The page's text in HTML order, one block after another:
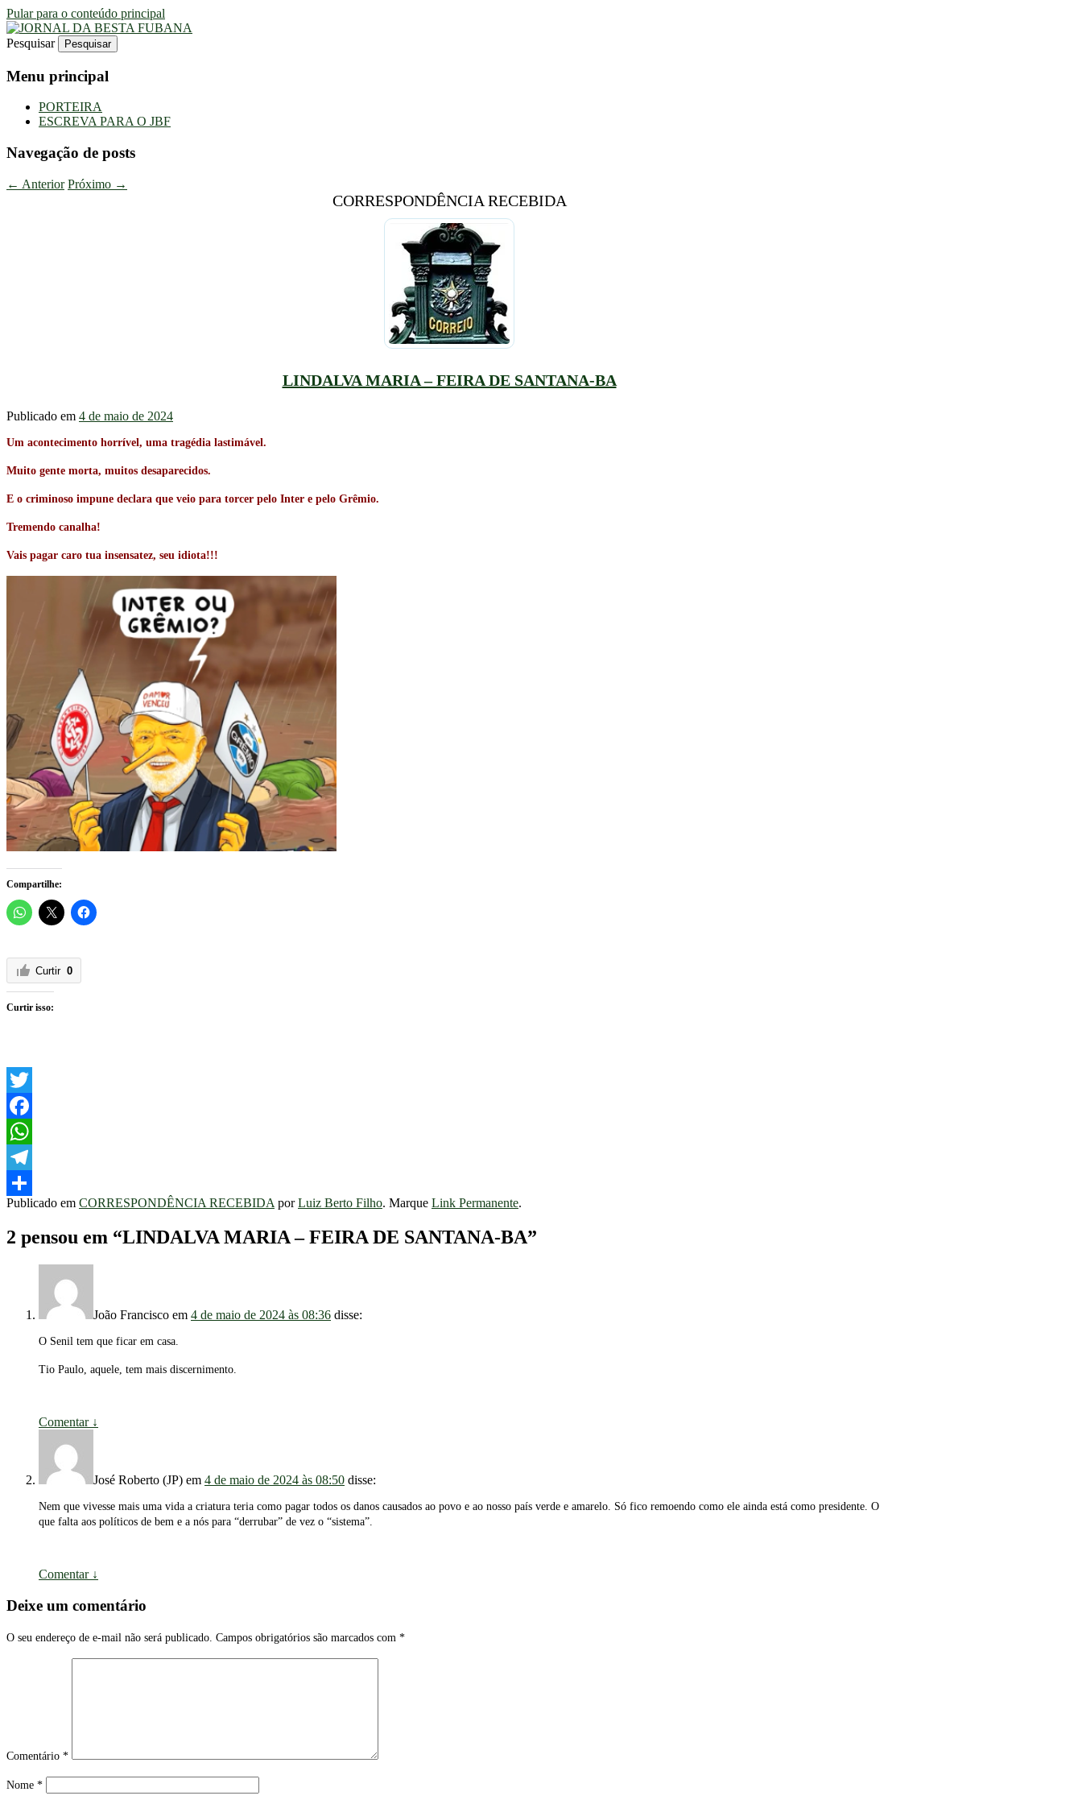
Pular para o conteúdo principal
JORNAL DA BESTA FUBANA
Uma Gazeta Escrota
Pesquisar
Menu principal
PORTEIRA
ESCREVA PARA O JBF
Navegação de posts
← Anterior Próximo →
CORRESPONDÊNCIA RECEBIDA
LINDALVA MARIA – FEIRA DE SANTANA-BA
Publicado em 4 de maio de 2024
Um acontecimento horrível, uma tragédia lastimável.
Muito gente morta, muitos desaparecidos.
E o criminoso impune declara que veio para torcer pelo Inter e pelo Grêmio.
Tremendo canalha!
Vais pagar caro tua insensatez, seu idiota!!!
Compartilhe:
Curtir 0
Curtir isso:
Twitter
Facebook
WhatsApp
Telegram
Share
Publicado em CORRESPONDÊNCIA RECEBIDA porLuiz Berto Filho. Marque Link Permanente.
2 pensou em “LINDALVA MARIA – FEIRA DE SANTANA-BA”
João Francisco em 4 de maio de 2024 às 08:36 disse:
O Senil tem que ficar em casa.
Tio Paulo, aquele, tem mais discernimento.
Comentar ↓
José Roberto (JP) em 4 de maio de 2024 às 08:50 disse:
Nem que vivesse mais uma vida a criatura teria como pagar todos os danos causados ao povo e ao nosso país verde e amarelo. Só fico remoendo como ele ainda está como presidente. O
que falta aos políticos de bem e a nós para “derrubar” de vez o “sistema”.
Comentar ↓
Deixe um comentário
O seu endereço de e-mail não será publicado. Campos obrigatórios são marcados com *
Comentário *
Nome *